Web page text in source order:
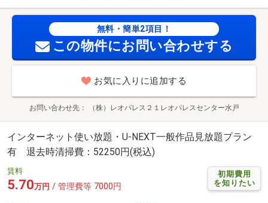
無料・簡単2項目！
この物件にお問い合わせする
お気に入りに追加する
お問い合わせ先 （株）レオパレス２１レオパレスセンター水戸
インターネット使い放題・U-NEXT一般作品見放題プラン
有 退去時清掃費：52250円(税込)
初期費用
を知りたい
賃料
5.70万円 / 管理費等 7000円